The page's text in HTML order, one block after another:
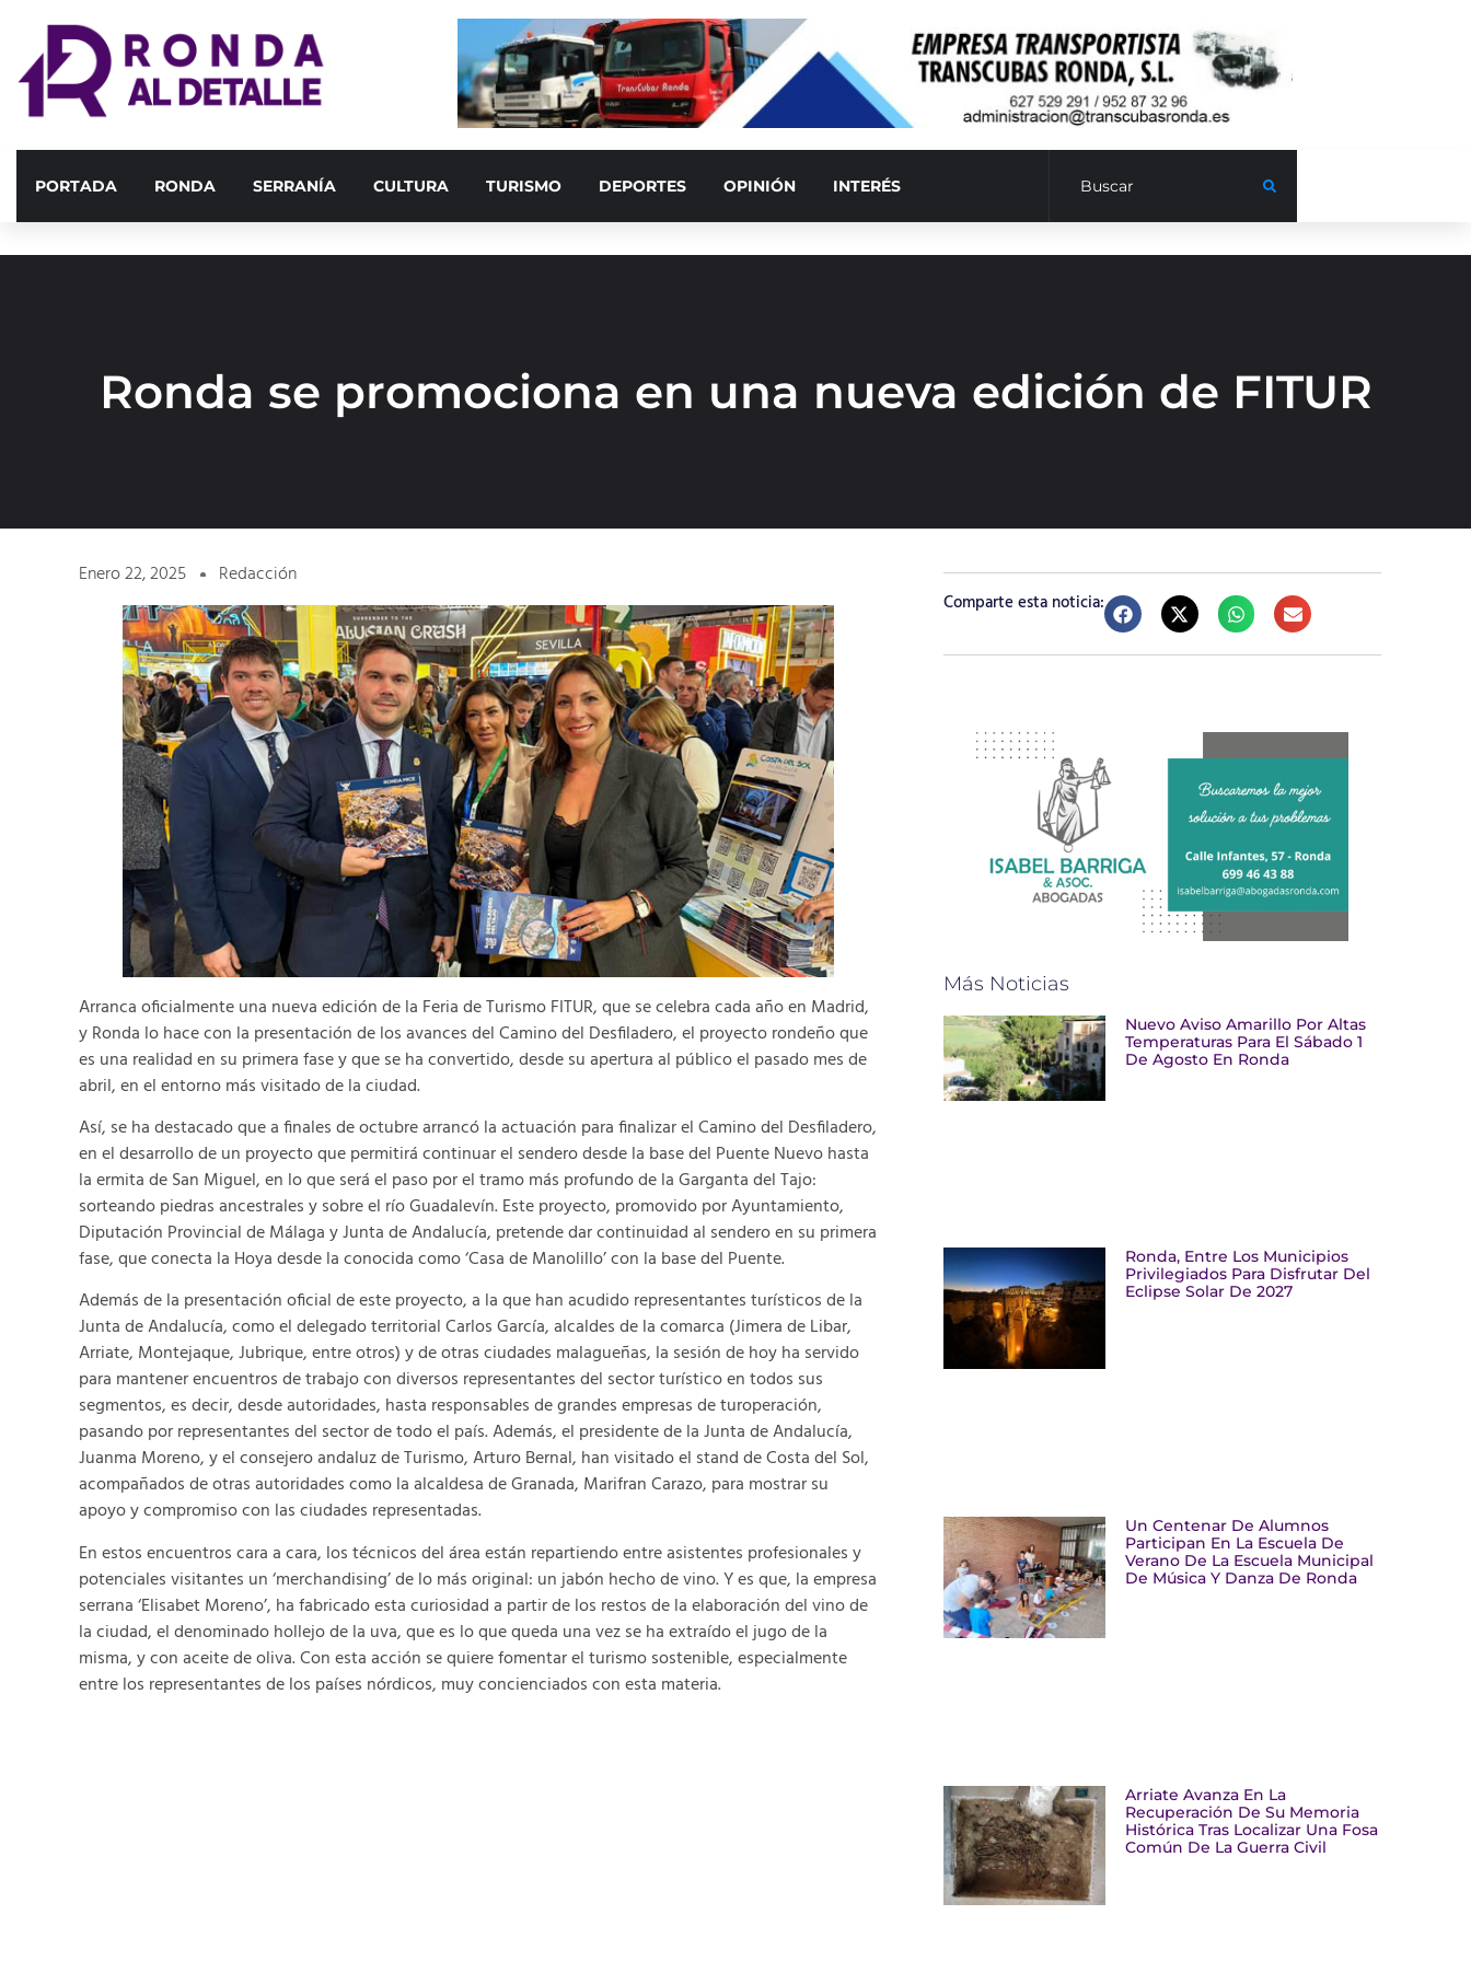
PORTADA RONDA SERRANÍA CULTURA TURISMO DEPORTES OPINIÓN INTERÉS
Ronda se promociona en una nueva edición de FITUR
Enero 22, 2025 Redacción
Arranca oficialmente una nueva edición de la Feria de Turismo FITUR, que se celebra cada año en Madrid,
y Ronda lo hace con la presentación de los avances del Camino del Desfiladero, el proyecto rondeño que
es una realidad en su primera fase y que se ha convertido, desde su apertura al público el pasado mes de
abril, en el entorno más visitado de la ciudad.
Así, se ha destacado que a finales de octubre arrancó la actuación para finalizar el Camino del Desfiladero,
en el desarrollo de un proyecto que permitirá continuar el sendero desde la base del Puente Nuevo hasta
la ermita de San Miguel, en lo que será el paso por el tramo más profundo de la Garganta del Tajo:
sorteando piedras ancestrales y sobre el río Guadalevín. Este proyecto, promovido por Ayuntamiento,
Diputación Provincial de Málaga y Junta de Andalucía, pretende dar continuidad al sendero en su primera
fase, que conecta la Hoya desde la conocida como ‘Casa de Manolillo’ con la base del Puente.
Además de la presentación oficial de este proyecto, a la que han acudido representantes turísticos de la
Junta de Andalucía, como el delegado territorial Carlos García, alcaldes de la comarca (Jimera de Libar,
Arriate, Montejaque, Jubrique, entre otros) y de otras ciudades malagueñas, la sesión de hoy ha servido
para mantener encuentros de trabajo con diversos representantes del sector turístico en todos sus
segmentos, es decir, desde autoridades, hasta responsables de grandes empresas de turoperación,
pasando por representantes del sector de todo el país. Además, el presidente de la Junta de Andalucía,
Juanma Moreno, y el consejero andaluz de Turismo, Arturo Bernal, han visitado el stand de Costa del Sol,
acompañados de otras autoridades como la alcaldesa de Granada, Marifran Carazo, para mostrar su
apoyo y compromiso con las ciudades representadas.
En estos encuentros cara a cara, los técnicos del área están repartiendo entre asistentes profesionales y
potenciales visitantes un ‘merchandising’ de lo más original: un jabón hecho de vino. Y es que, la empresa
serrana ‘Elisabet Moreno’, ha fabricado esta curiosidad a partir de los restos de la elaboración del vino de
la ciudad, el denominado hollejo de la uva, que es lo que queda una vez se ha extraído el jugo de la
misma, y con aceite de oliva. Con esta acción se quiere fomentar el turismo sostenible, especialmente
entre los representantes de los países nórdicos, muy concienciados con esta materia.
Comparte esta noticia:
Más Noticias
Nuevo Aviso Amarillo Por Altas
Temperaturas Para El Sábado 1
De Agosto En Ronda
Ronda, Entre Los Municipios
Privilegiados Para Disfrutar Del
Eclipse Solar De 2027
Un Centenar De Alumnos
Participan En La Escuela De
Verano De La Escuela Municipal
De Música Y Danza De Ronda
Arriate Avanza En La
Recuperación De Su Memoria
Histórica Tras Localizar Una Fosa
Común De La Guerra Civil